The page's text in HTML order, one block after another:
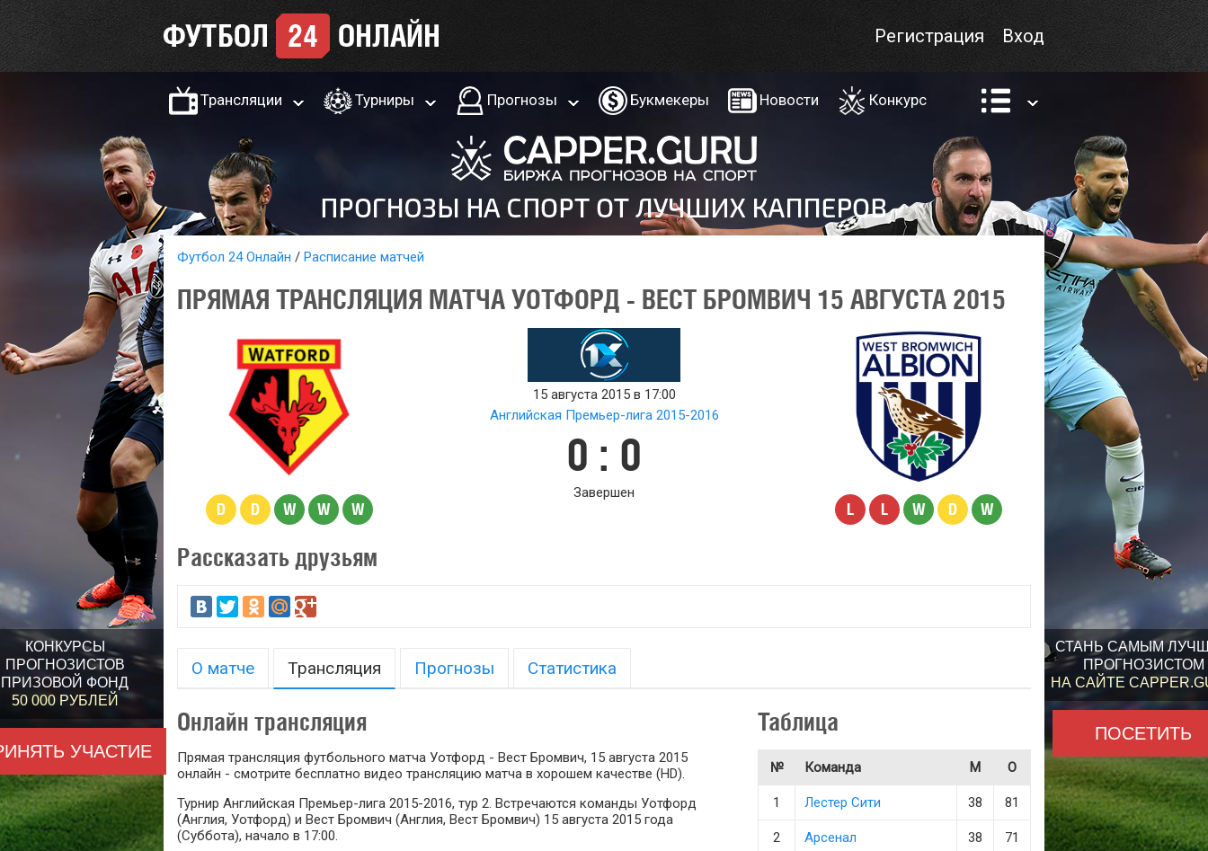
КОНКУРСЫ
ПРОГНОЗИСТОВ
ПРИЗОВОЙ ФОНД
50 000 РУБЛЕЙ
УЧАСТИЕ
СТАНЬ САМЫМ
ПРОГНОЗИСТОМ
НА САЙТЕ
ПОСЕТИТЬ
Вход
Регистрация
Трансляции Турниры Прогнозы Букмекеры Новости Конкурс
Футбол 24 Онлайн Расписание матчей
ПРЯМАЯ ТРАНСЛЯЦИЯ МАТЧА УОТФОРД - ВЕСТ БРОМВИЧ 15 АВГУСТА 2015
D D W W W
15 августа 2015 в 17:00
Английская Премьер-лига 2015-2016
0 : 0
Завершен
L L W D W
Рассказать друзьям
О матче Трансляция Прогнозы Статистика
Онлайн трансляция
Прямая трансляция футбольного матча Уотфорд - Вест Бромвич, 15 августа 2015
онлайн - смотрите бесплатно видео трансляцию матча в хорошем качестве (HD).
Турнир Английская Премьер-лига 2015-2016, тур 2. Встречаются команды Уотфорд
(Англия, Уотфорд) и Вест Бромвич (Англия, Вест Бромвич) 15 августа 2015 года
(Суббота), начало в 17:00.
Таблица
№ Команда М О
1 Лестер Сити 38 81
2 Арсенал 38 71